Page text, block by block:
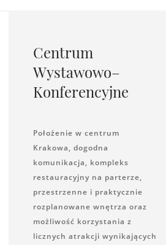
Centrum
Wystawowo–
Konferencyjne
Położenie w centrum
Krakowa, dogodna
komunikacja, kompleks
restauracyjny na parterze,
przestrzenne i praktycznie
rozplanowane wnętrza oraz
możliwość korzystania z
licznych atrakcji wynikających